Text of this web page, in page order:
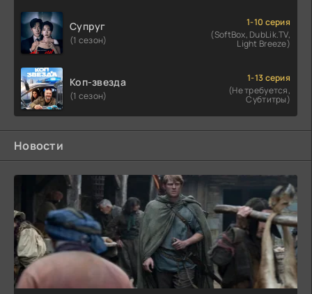
Супруг
(1 сезон)
1-10 серия
(SoftBox, DubLik.TV,
Light Breeze)
Коп-звезда
(1 сезон)
1-13 серия
(Не требуется,
Субтитры)
Новости